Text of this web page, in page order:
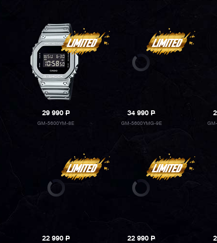
29 990P
GM-5600YM-8E
34 990P
GM-5600YMG-9E
22 990P 22 990P